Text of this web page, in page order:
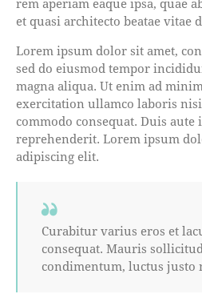
rem aperiam eaque ipsa, quae
et quasi architecto beatae vitae
Lorem ipsum dolor sit amet,
sed do eiusmod tempor
magna aliqua. Ut enim ad
exercitation ullamco laboris
commodo consequat. Duis
reprehenderit. Lorem ipsum
adipiscing elit.
Curabitur varius eros et
consequat. Mauris
condimentum, luctus justo